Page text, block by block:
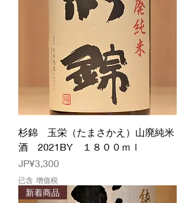
杉錦 玉栄（たまさかえ）山廃純米
酒 2021BY １８００ｍｌ
價格
JP¥3,300
已含 增值税
新着商品